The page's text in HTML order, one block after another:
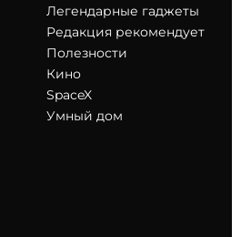
Легендарные гаджеты
Редакция рекомендует
Полезности
Кино
SpaceX
Умный дом